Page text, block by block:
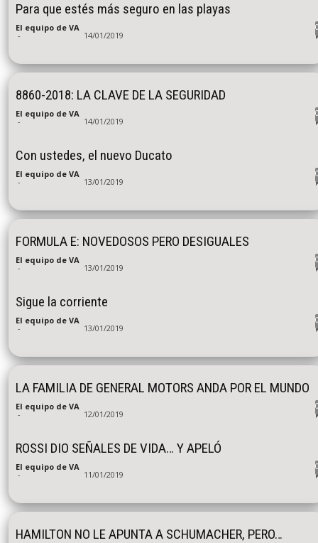
Para que estés más seguro en las playas
El equipo de VA
- 14/01/2019
8860-2018: LA CLAVE DE LA SEGURIDAD
El equipo de VA
- 14/01/2019
Con ustedes, el nuevo Ducato
El equipo de VA
- 13/01/2019
FORMULA E: NOVEDOSOS PERO DESIGUALES
El equipo de VA
- 13/01/2019
Sigue la corriente
El equipo de VA
- 13/01/2019
LA FAMILIA DE GENERAL MOTORS ANDA POR EL MUNDO
El equipo de VA
- 12/01/2019
ROSSI DIO SEÑALES DE VIDA… Y APELÓ
El equipo de VA
- 11/01/2019
HAMILTON NO LE APUNTA A SCHUMACHER, PERO…